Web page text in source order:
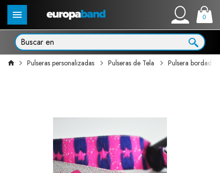
0
Pulseras personalizadas Pulseras de Tela Pulsera bordada